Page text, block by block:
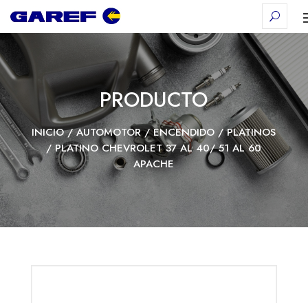
PRODUCTO
INICIO/AUTOMOTOR/ENCENDIDO/PLATINOS
/ PLATINO CHEVROLET 37 AL 40/ 51 AL 60
APACHE